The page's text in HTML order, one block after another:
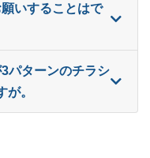
いすることはで
パターンのチラシ
。